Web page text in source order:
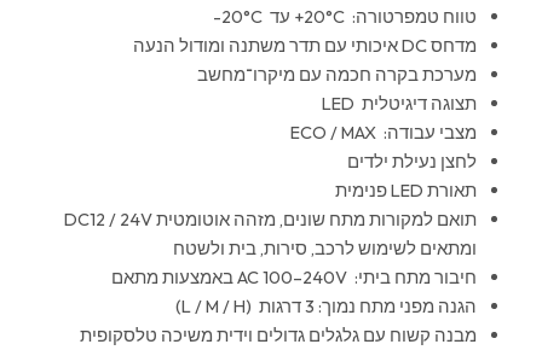
טווח טמפרטורה: ‎+20°C עד ‎-20°C
מדחס DC איכותי עם תדר משתנה ומודול הנעה
מערכת בקרה חכמה עם מיקרו־מחשב
תצוגה דיגיטלית LED
מצבי עבודה: ECO / MAX
לחצן נעילת ילדים
תאורת LED פנימית
תואם למקורות מתח שונים, מזהה אוטומטית DC12 / 24V
ומתאים לשימוש לרכב, סירות, בית ולשטח
חיבור מתח ביתי: AC ‎100–240V באמצעות מתאם
הגנה מפני מתח נמוך: 3 דרגות (L / M / H)
מבנה קשוח עם גלגלים גדולים וידית משיכה טלסקופית